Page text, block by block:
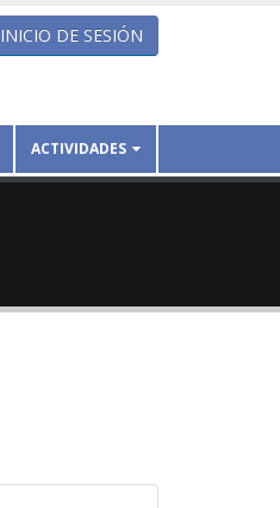
INICIO DE SESIÓN
ACTIVIDADES